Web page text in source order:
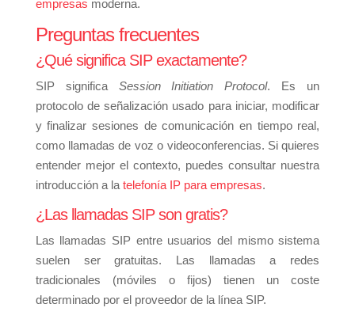
empresas moderna.
Preguntas frecuentes
¿Qué significa SIP exactamente?
SIP significa Session Initiation Protocol. Es un
protocolo de señalización usado para iniciar, modificar
y finalizar sesiones de comunicación en tiempo real,
como llamadas de voz o videoconferencias. Si quieres
entender mejor el contexto, puedes consultar nuestra
introducción a la telefonía IP para empresas.
¿Las llamadas SIP son gratis?
Las llamadas SIP entre usuarios del mismo sistema
suelen ser gratuitas. Las llamadas a redes
tradicionales (móviles o fijos) tienen un coste
determinado por el proveedor de la línea SIP.